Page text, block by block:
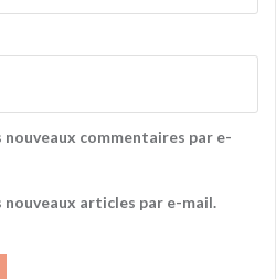
commentaires par e-
articles par e-mail.